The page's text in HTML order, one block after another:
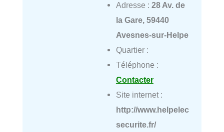
Adresse : 28 Av. de
la Gare, 59440
Avesnes-sur-Helpe
Quartier :
Téléphone :
Contacter
Site internet :
http://www.helpelec
securite.fr/